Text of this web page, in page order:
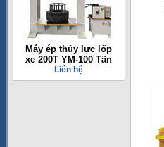
Máy ép thủy lực lốp
xe 200T YM-100 Tấn
Liên hệ